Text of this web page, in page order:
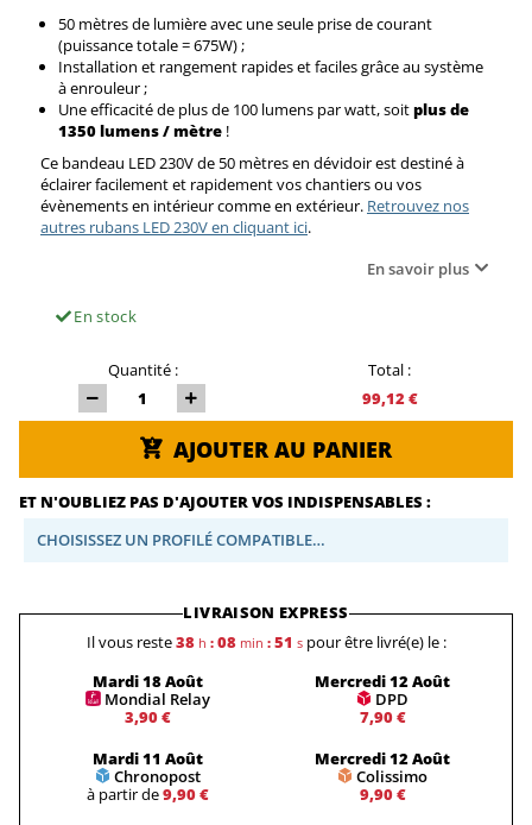
50 mètres de lumière avec une seule prise de courant
(puissance totale = 675W) ;
Installation et rangement rapides et faciles grâce au système
à enrouleur ;
Une efficacité de plus de 100 lumens par watt, soitplus de
1350 lumens / mètre !
Ce bandeau LED 230V de 50 mètres en dévidoir est destiné à
éclairer facilement et rapidement vos chantiers ou vos
évènements en intérieur comme en extérieur. Retrouvez nos
autres rubans LED 230V en cliquant ici.
En savoir plus
En stock
Quantité :
Total :
99,12 €
AJOUTER AU PANIER
ET N'OUBLIEZ PAS D'AJOUTER VOS INDISPENSABLES :
CHOISISSEZ UN PROFILÉ COMPATIBLE…
LIVRAISON EXPRESS
Il vous reste38h : 08min : 50 s pour être livré(e) le :
Mardi 18 Août
Mondial Relay
3,90 €
Mercredi 12 Août
DPD
7,90 €
Mardi 11 Août
Chronopost
à partir de9,90 €
Mercredi 12 Août
Colissimo
9,90 €